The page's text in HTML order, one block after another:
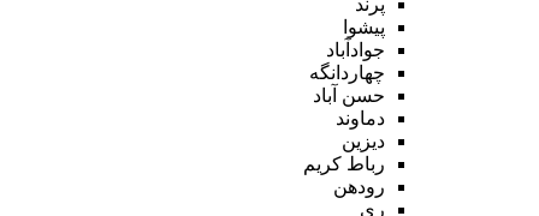
پیشوا
جوادآباد
چهاردانگه
حسن آباد
دماوند
دیزین
رباط کریم
رودهن
ری